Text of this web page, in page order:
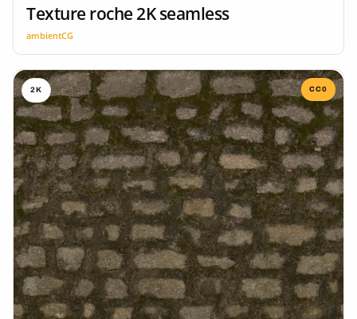
Texture roche 2K seamless
ambientCG
2K CC0